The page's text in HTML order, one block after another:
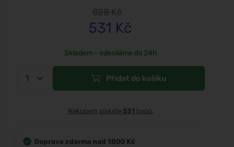
828Kč
531 Kč
Skladem - odesíláme do 24h
Přidat do košíku
Nákupem získáte 531 bodů.
Doprava zdarma nad 1800 Kč